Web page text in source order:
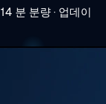
14 분 분량· 업데이